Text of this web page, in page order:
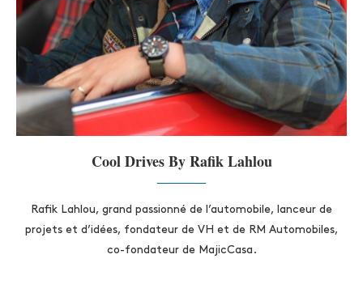
Cool Drives By Rafik Lahlou
Rafik Lahlou, grand passionné de l’automobile, lanceur de
projets et d’idées, fondateur de VH et de RM Automobiles,
co-fondateur de MajicCasa.